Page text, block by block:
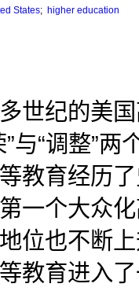
States; higher education
世纪的美
与“调整”
教育经历
一个大众
位也不断
教育进入